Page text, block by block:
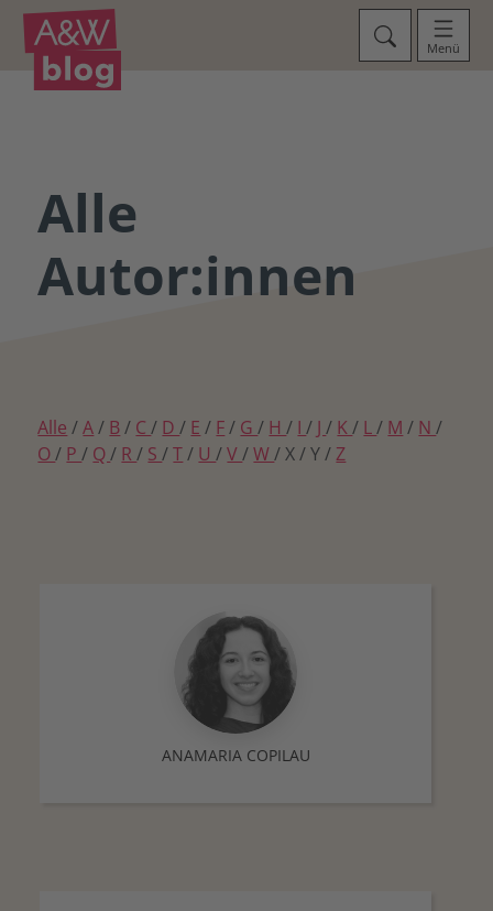
Menü
Alle
Autor:innen
Alle /A/ B/ C/ D/ E / F/ G/ H/ I/ J/ K/ L/ M / N/
O/ P/ Q/ R/ S/T/ U/V/W/ X / Y /Z
ANAMARIA COPILAU